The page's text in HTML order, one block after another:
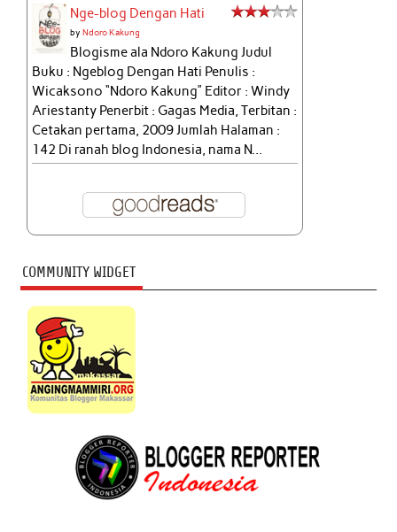
Nge-blog Dengan Hati
byNdoro Kakung
Blogisme ala Ndoro Kakung Judul
Buku : Ngeblog Dengan Hati Penulis :
Wicaksono “Ndoro Kakung” Editor : Windy
Ariestanty Penerbit : Gagas Media, Terbitan :
Cetakan pertama, 2009 Jumlah Halaman :
142 Di ranah blog Indonesia, nama N...
COMMUNITY WIDGET